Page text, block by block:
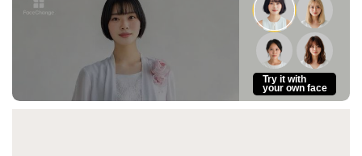
Try it with
your own face